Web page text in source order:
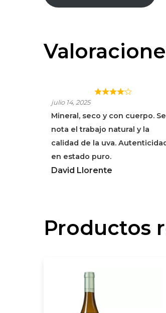
CAN SUMOI XAREL·LO
julio 14, 2025
Mineral, seco y con cuerpo. Se
nota el trabajo natural y la
calidad de la uva.
en estado puro.
David Llorente
Productos